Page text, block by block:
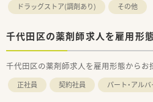
ドラッグストア(調剤あり)
その他
千代田区の薬剤師求人を雇用形
千代田区の薬剤師求人を雇用形態からお
正社員 契約社員 パート・アルバ